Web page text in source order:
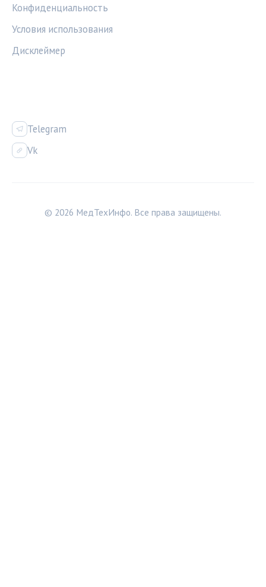
Конфиденциальность
Условия использования
Дисклеймер
Telegram
Vk
© 2026 МедТехИнфо. Все права защищены.